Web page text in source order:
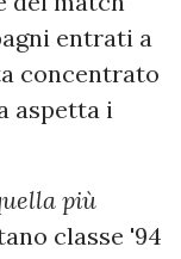
entrati a
concentrato
aspetta i
più
classe '94